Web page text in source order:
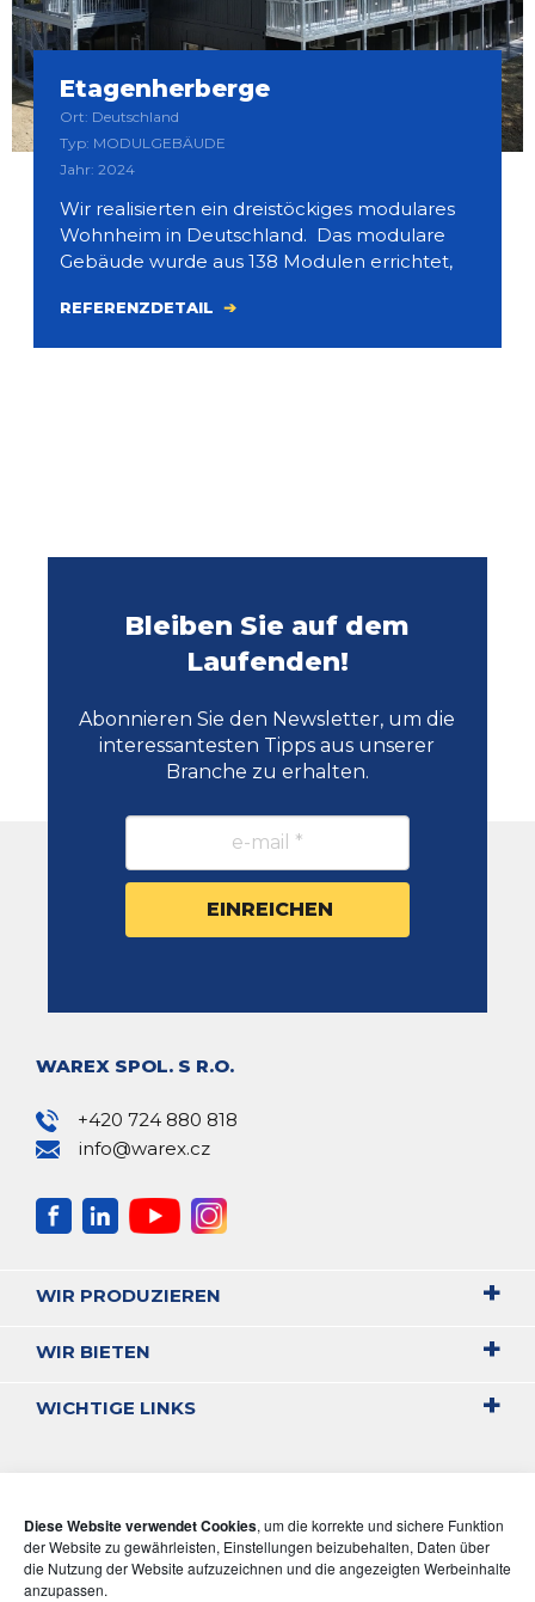
Diese Website verwendet Cookies, um die korrekte und sichere Funktion
der Website zu gewährleisten, Einstellungen beizubehalten, Daten über
die Nutzung der Website aufzuzeichnen und die angezeigten Werbeinhalte
anzupassen.
Etagenherberge
Ort: Deutschland
Typ: MODULGEBÄUDE
Jahr: 2024
Wir realisierten ein dreistöckiges modulares
Wohnheim in Deutschland. Das modulare
Gebäude wurde aus 138 Modulen errichtet,
REFERENZDETAIL
Bleiben Sie auf dem
Laufenden!
Abonnieren Sie den Newsletter, um die
interessantesten Tipps aus unserer
Branche zu erhalten.
WAREX SPOL. S R.O.
+420 724 880 818
info@warex.cz
WIR PRODUZIEREN
WIR BIETEN
WICHTIGE LINKS